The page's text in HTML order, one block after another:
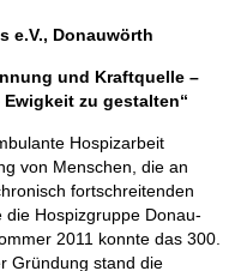
e.V., Donauwörth
und Kraftquelle –
zu gestalten“
Hospizarbeit
von Menschen, die an
fortschreitenden
die Hospizgruppe Donau-
2011 konnte das 300.
Gründung stand die